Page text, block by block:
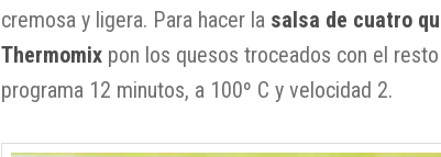
cremosa y ligera. Para hacer la salsa de cuatro
Thermomix pon los quesos troceados con el
programa 12 minutos, a 100º C y velocidad 2.